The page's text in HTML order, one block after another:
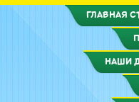
ГЛАВНАЯ
НАШИ